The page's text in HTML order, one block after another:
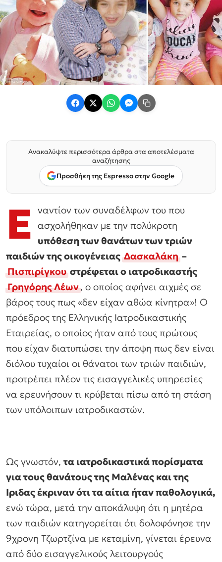
Ανακαλύψτε περισσότερα άρθρα στα αποτελέσματα
αναζήτησης
Προσθήκη της Espresso στην Google
Ε ναντίον των συναδέλφων του που
ασχολήθηκαν με την πολύκροτη
υπόθεση των θανάτων των τριών
παιδιών της οικογένειαςΔασκαλάκη–
Πισπιρίγκουστρέφεται ο ιατροδικαστής
Γρηγόρης Λέων, ο οποίος αφήνει αιχμές σε
βάρος τους πως «δεν είχαν αθώα κίνητρα»! Ο
πρόεδρος της Ελληνικής Ιατροδικαστικής
Εταιρείας, ο οποίος ήταν από τους πρώτους
που είχαν διατυπώσει την άποψη πως δεν είναι
διόλου τυχαίοι οι θάνατοι των τριών παιδιών,
προτρέπει πλέον τις εισαγγελικές υπηρεσίες
να ερευνήσουν τι κρύβεται πίσω από τη στάση
των υπόλοιπων ιατροδικαστών.
Ως γνωστόν, τα ιατροδικαστικά πορίσματα
για τους θανάτους της Μαλένας και της
Ιριδας έκριναν ότι τα αίτια ήταν παθολογικά,
ενώ τώρα, μετά την αποκάλυψη ότι η μητέρα
των παιδιών κατηγορείται ότι δολοφόνησε την
9χρονη Τζωρτζίνα με κεταμίνη, γίνεται έρευνα
από δύο εισαγγελικούς λειτουργούς